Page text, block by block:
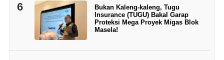
6
Bukan Kaleng-kaleng, Tugu
Insurance (TUGU) Bakal Garap
Proteksi Mega Proyek Migas Blok
Masela!